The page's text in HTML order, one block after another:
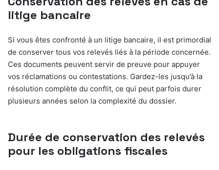
litige bancaire
Si vous êtes confronté à un litige bancaire, il est primordial
de conserver tous vos relevés liés à la période concernée.
Ces documents peuvent servir de preuve pour appuyer
vos réclamations ou contestations. Gardez-les jusqu’à la
résolution complète du conflit, ce qui peut parfois durer
plusieurs années selon la complexité du dossier.
Durée de conservation des relevés
pour les obligations fiscales